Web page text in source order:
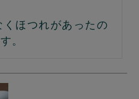
ほつれがあったの
。